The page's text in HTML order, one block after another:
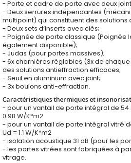
- Porte et cadre de porte avec deux
- Deux serrures indépendantes
multipoint) qui constituent des
- Deux sets d’inserts avec clés;
- Poignée de porte classique (Poignée
également disponible);
- Judas (pour portes massives);
- 6x charnières réglables (3x de
des solutions antieffraction efficaces;
- Seuil en aluminium avec joint;
- 3x boulons anti-effraction.
Caractéristiques thermiques et
- pour un vantail de porte intégral de 54
0.98 W/K*m2
- pour un vantail de porte intégral vitré
Ud = 1.1 W/K*m2
- isolation acoustique 31 dB (pour les
- les portes vitrées sont fabriquées à
vitrage.